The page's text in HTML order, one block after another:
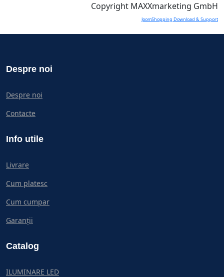
Copyright MAXXmarketing GmbH
JoomShopping Download & Support
Despre noi
Despre noi
Contacte
Info utile
Livrare
Cum platesc
Cum cumpar
Garanții
Catalog
ILUMINARE LED